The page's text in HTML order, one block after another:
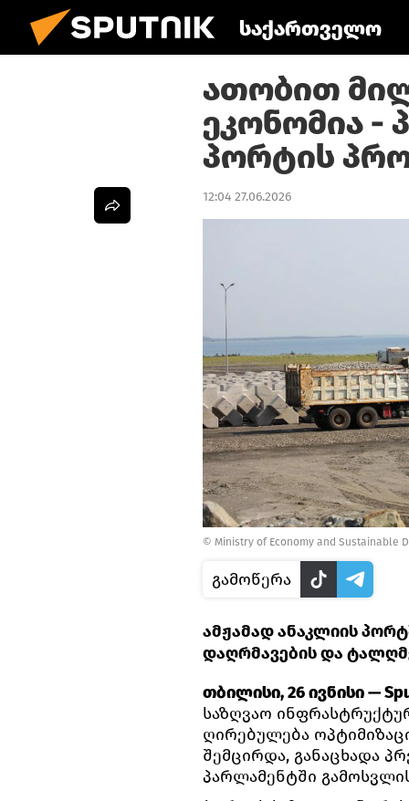
საქართველო
ათობით
ეკონომია -
პორტის
12:04 27.06.2026
© Ministry of Economy and Sustainable
გამოწერა
ამჟამად ანაკლიის
დაღრმავების და
თბილისი, 26 ივნისი —
საზღვაო
ღირებულება
შემცირდა, განაცხადა
პარლამენტში